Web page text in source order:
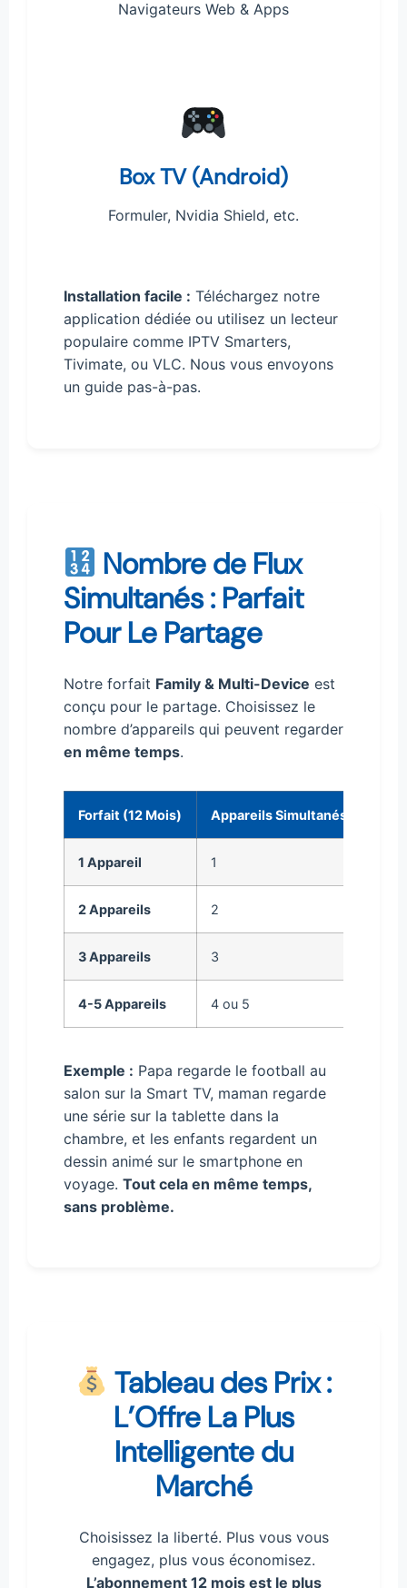
Navigateurs Web & Apps
Box TV (Android)
Formuler, Nvidia Shield, etc.
Installation facile : Téléchargez notre
application dédiée ou utilisez un lecteur
populaire comme IPTV Smarters,
Tivimate, ou VLC. Nous vous envoyons
un guide pas-à-pas.
Nombre de Flux
Simultanés : Parfait
Pour Le Partage
Notre forfait Family & Multi-Device est
conçu pour le partage. Choisissez le
nombre d’appareils qui peuvent regarder
en même temps.
Forfait (12 Mois) Appareils Simultanés
1 Appareil 1
2 Appareils 2
3 Appareils 3
4-5 Appareils 4 ou 5
Exemple : Papa regarde le football au
salon sur la Smart TV, maman regarde
une série sur la tablette dans la
chambre, et les enfants regardent un
dessin animé sur le smartphone en
voyage. Tout cela en même temps,
sans problème.
Tableau des Prix :
L’Offre La Plus
Intelligente du
Marché
Choisissez la liberté. Plus vous vous
engagez, plus vous économisez.
L’abonnement 12 mois est le plus